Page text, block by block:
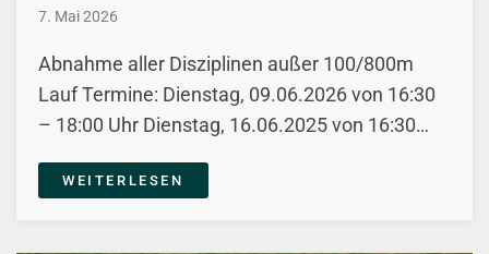
7. Mai 2026
Abnahme aller Disziplinen außer 100/800m
Lauf Termine: Dienstag, 09.06.2026 von 16:30
– 18:00 Uhr Dienstag, 16.06.2025 von 16:30…
WEITERLESEN